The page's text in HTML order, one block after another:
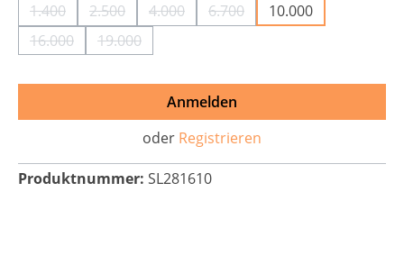
1.400(Diese Option ist zurzeit nicht verfügbar.)
2.500(Diese Option ist zurzeit nicht verfügbar.)
4.000(Diese Option ist zurzeit nicht
6.700(Diese Option ist zurzeit
10.000
16.000(Diese Option ist zurzeit nicht verfügbar.)
19.000(Diese Option ist zurzeit nicht verfügbar.)
Anmelden
oder Registrieren
Produktnummer: SL281610